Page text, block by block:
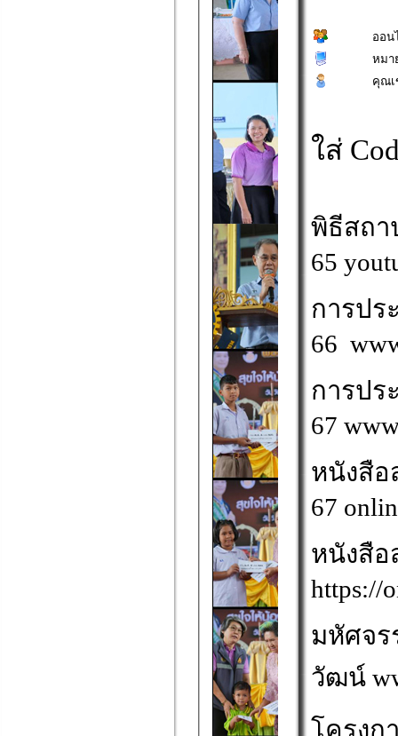
ออ
หมา
คุณ
ใส่
พิธีสถา
65
การปร
66
การปร
67
หนังสือ
67
หนังสือ
https://
มหัศจร
วัฒน์
โครงก